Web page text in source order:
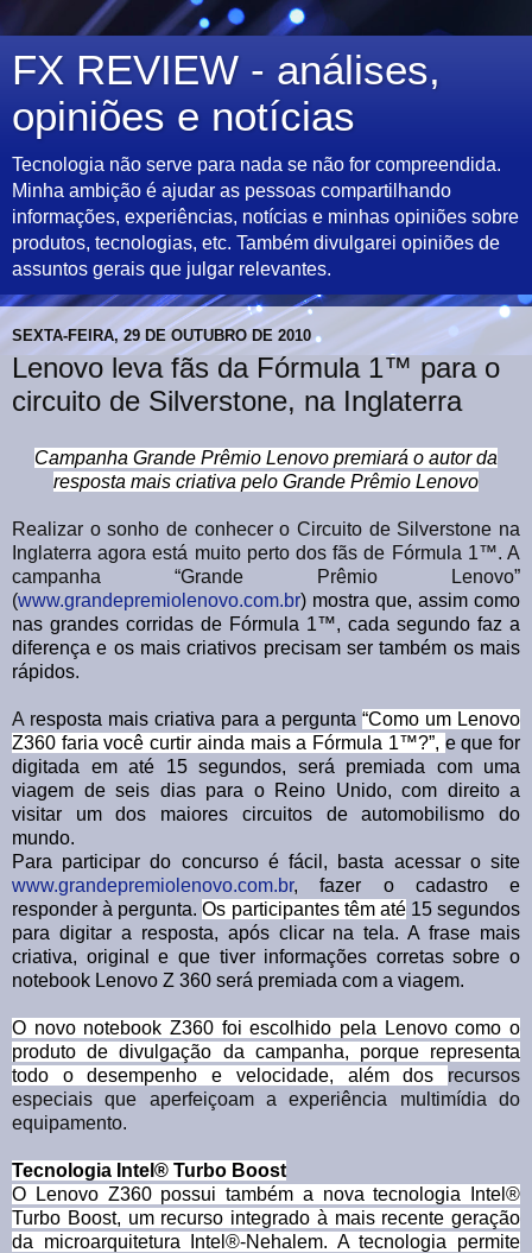
FX REVIEW - análises,
opiniões e notícias
Tecnologia não serve para nada se não for compreendida.
Minha ambição é ajudar as pessoas compartilhando
informações, experiências, notícias e minhas opiniões sobre
produtos, tecnologias, etc. Também divulgarei opiniões de
assuntos gerais que julgar relevantes.
SEXTA-FEIRA, 29 DE OUTUBRO DE 2010
Lenovo leva fãs da Fórmula 1™ para o
circuito de Silverstone, na Inglaterra
Campanha Grande Prêmio Lenovo premiará o autor da
resposta mais criativa pelo Grande Prêmio Lenovo
Realizar o sonho de conhecer o Circuito de Silverstone na
Inglaterra agora está muito perto dos fãs de Fórmula 1™. A
campanha “Grande Prêmio Lenovo”
(www.grandepremiolenovo.com.br) mostra que, assim como
nas grandes corridas de Fórmula 1™, cada segundo faz a
diferença e os mais criativos precisam ser também os mais
rápidos.
A resposta mais criativa para a pergunta “Como um Lenovo
Z360 faria você curtir ainda mais a Fórmula 1™?”, e que for
digitada em até 15 segundos, será premiada com uma
viagem de seis dias para o Reino Unido, com direito a
visitar um dos maiores circuitos de automobilismo do
mundo.
Para participar do concurso é fácil, basta acessar o site
www.grandepremiolenovo.com.br, fazer o cadastro e
responder à pergunta.Os participantes têm até15 segundos
para digitar a resposta, após clicar na tela. A frase mais
criativa, original e que tiver informações corretas sobre o
notebook Lenovo Z 360 será premiada com a viagem.
O novo notebook Z360 foi escolhido pela Lenovo como o
produto de divulgação da campanha, porque representa
todo o desempenho e velocidade, além dos recursos
especiais que aperfeiçoam a experiência multimídia do
equipamento.
Tecnologia Intel® Turbo Boost
O Lenovo Z360 possui também a nova tecnologia Intel®
Turbo Boost, um recurso integrado à mais recente geração
da microarquitetura Intel®-Nehalem. A tecnologia permite